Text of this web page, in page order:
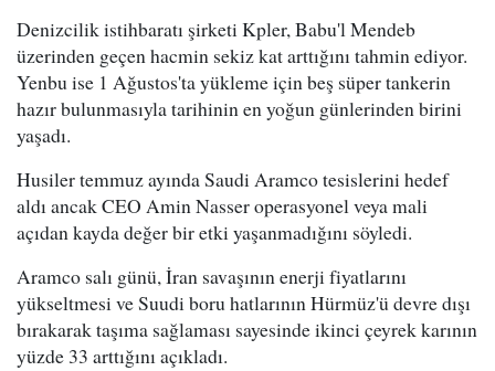
Denizcilik istihbaratı şirketi Kpler, Babu'l Mendeb
üzerinden geçen hacmin sekiz kat arttığını tahmin ediyor.
Yenbu ise 1 Ağustos'ta yükleme için beş süper tankerin
hazır bulunmasıyla tarihinin en yoğun günlerinden birini
yaşadı.
Husiler temmuz ayında Saudi Aramco tesislerini hedef
aldı ancak CEO Amin Nasser operasyonel veya mali
açıdan kayda değer bir etki yaşanmadığını söyledi.
Aramco salı günü, İran savaşının enerji fiyatlarını
yükseltmesi ve Suudi boru hatlarının Hürmüz'ü devre dışı
bırakarak taşıma sağlaması sayesinde ikinci çeyrek karının
yüzde 33 arttığını açıkladı.